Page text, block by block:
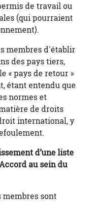
de travail ou
(qui pourraient
membres d'établir
des pays tiers,
« pays de retour »
étant entendu que
normes et
de droits
international, y
d’une liste
au sein du
membres sont